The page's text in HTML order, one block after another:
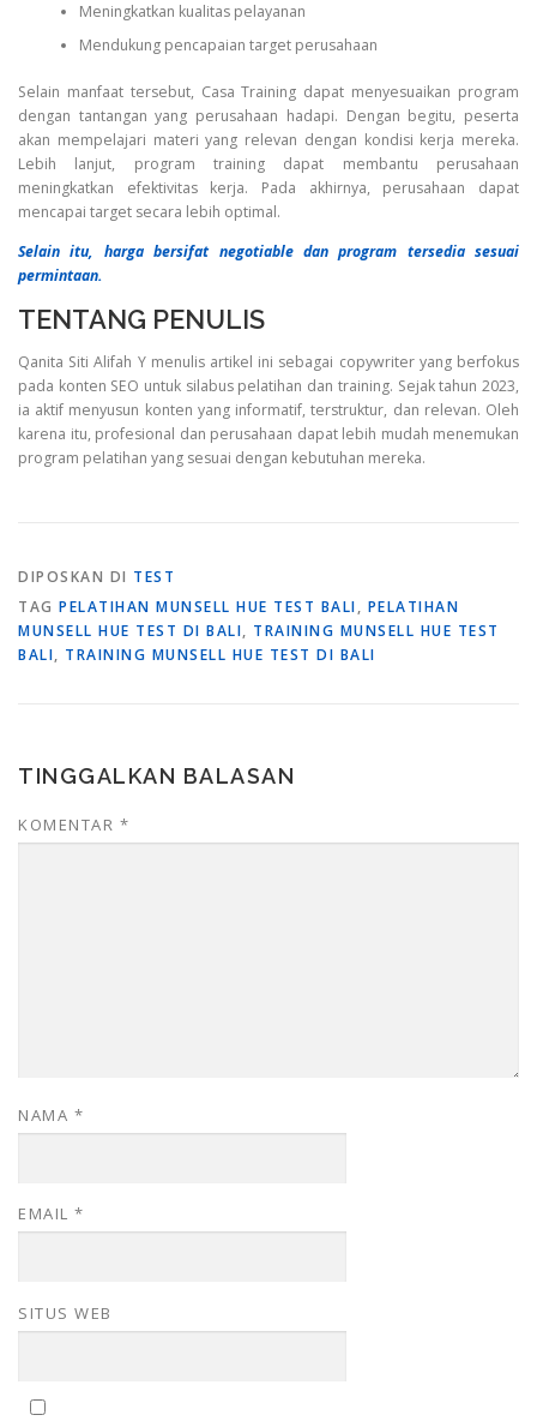
Meningkatkan kualitas pelayanan
Mendukung pencapaian target perusahaan
Selain manfaat tersebut, Casa Training dapat menyesuaikan program
dengan tantangan yang perusahaan hadapi. Dengan begitu, peserta
akan mempelajari materi yang relevan dengan kondisi kerja mereka.
Lebih lanjut, program training dapat membantu perusahaan
meningkatkan efektivitas kerja. Pada akhirnya, perusahaan dapat
mencapai target secara lebih optimal.
Selain itu, harga bersifat negotiable dan program tersedia sesuai
permintaan.
TENTANG PENULIS
Qanita Siti Alifah Y menulis artikel ini sebagai copywriter yang berfokus
pada konten SEO untuk silabus pelatihan dan training. Sejak tahun 2023,
ia aktif menyusun konten yang informatif, terstruktur, dan relevan. Oleh
karena itu, profesional dan perusahaan dapat lebih mudah menemukan
program pelatihan yang sesuai dengan kebutuhan mereka.
DIPOSKAN DI TEST
TAG PELATIHAN MUNSELL HUE TEST BALI, PELATIHAN
MUNSELL HUE TEST DI BALI, TRAINING MUNSELL HUE TEST
BALI, TRAINING MUNSELL HUE TEST DI BALI
TINGGALKAN BALASAN
KOMENTAR *
NAMA *
EMAIL *
SITUS WEB